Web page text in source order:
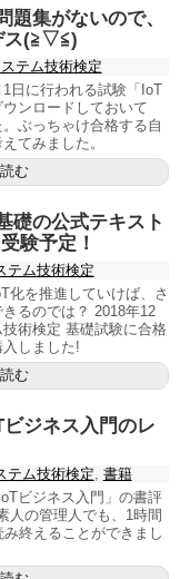
題集がないので、
ス(≧▽≦)
ステム技術検定
日に行われる試験「IoT
ンロードしておいて
ぶっちゃけ合格する自
てみました。
む
礎の公式テキスト
験予定！
テム技術検定
化を推進していけば、さ
るのでは？ 2018年12
術検定 基礎試験に合格
しました!
む
ジネス入門のレ
テム技術検定, 書籍
ビジネス入門」の書評
人の管理人でも、1時間
終えることができまし